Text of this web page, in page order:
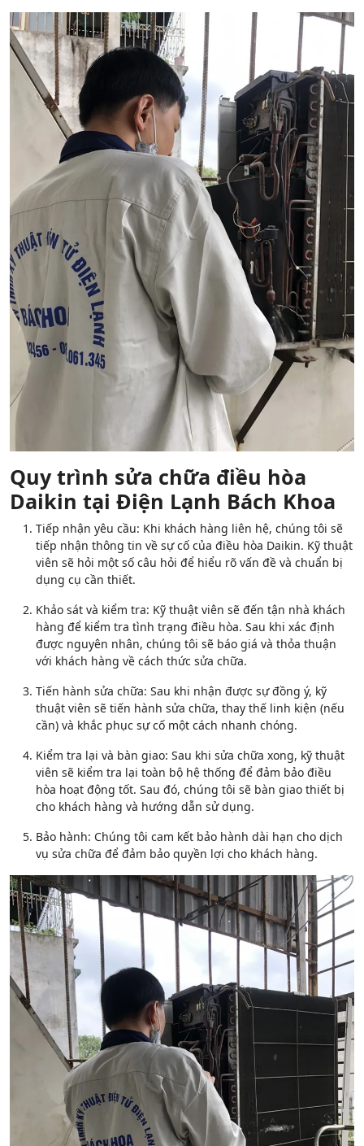
Quy trình sửa chữa điều hòa
Daikin tại Điện Lạnh Bách Khoa
Tiếp nhận yêu cầu: Khi khách hàng liên hệ, chúng tôi sẽ
tiếp nhận thông tin về sự cố của điều hòa Daikin. Kỹ thuật
viên sẽ hỏi một số câu hỏi để hiểu rõ vấn đề và chuẩn bị
dụng cụ cần thiết.
Khảo sát và kiểm tra: Kỹ thuật viên sẽ đến tận nhà khách
hàng để kiểm tra tình trạng điều hòa. Sau khi xác định
được nguyên nhân, chúng tôi sẽ báo giá và thỏa thuận
với khách hàng về cách thức sửa chữa.
Tiến hành sửa chữa: Sau khi nhận được sự đồng ý, kỹ
thuật viên sẽ tiến hành sửa chữa, thay thế linh kiện (nếu
cần) và khắc phục sự cố một cách nhanh chóng.
Kiểm tra lại và bàn giao: Sau khi sửa chữa xong, kỹ thuật
viên sẽ kiểm tra lại toàn bộ hệ thống để đảm bảo điều
hòa hoạt động tốt. Sau đó, chúng tôi sẽ bàn giao thiết bị
cho khách hàng và hướng dẫn sử dụng.
Bảo hành: Chúng tôi cam kết bảo hành dài hạn cho dịch
vụ sửa chữa để đảm bảo quyền lợi cho khách hàng.